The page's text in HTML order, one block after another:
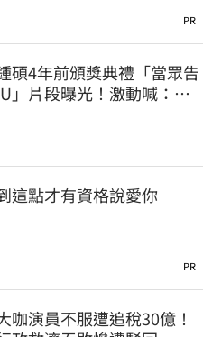
PR
碩4年前頒獎典禮「當眾告
」片段曝光！激動喊：很
這點才有資格說愛你
PR
咖演員不服遭追稅30億！